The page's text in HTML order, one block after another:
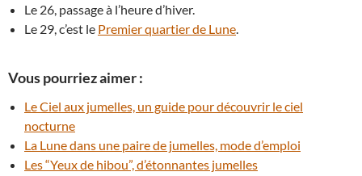
Le 26, passage à l’heure d’hiver.
Le 29, c’est le Premier quartier de Lune.
Vous pourriez aimer :
Le Ciel aux jumelles, un guide pour découvrir le ciel
nocturne
La Lune dans une paire de jumelles, mode d’emploi
Les “Yeux de hibou”, d’étonnantes jumelles